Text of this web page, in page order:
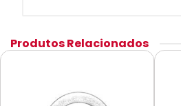
Produtos Relacionados